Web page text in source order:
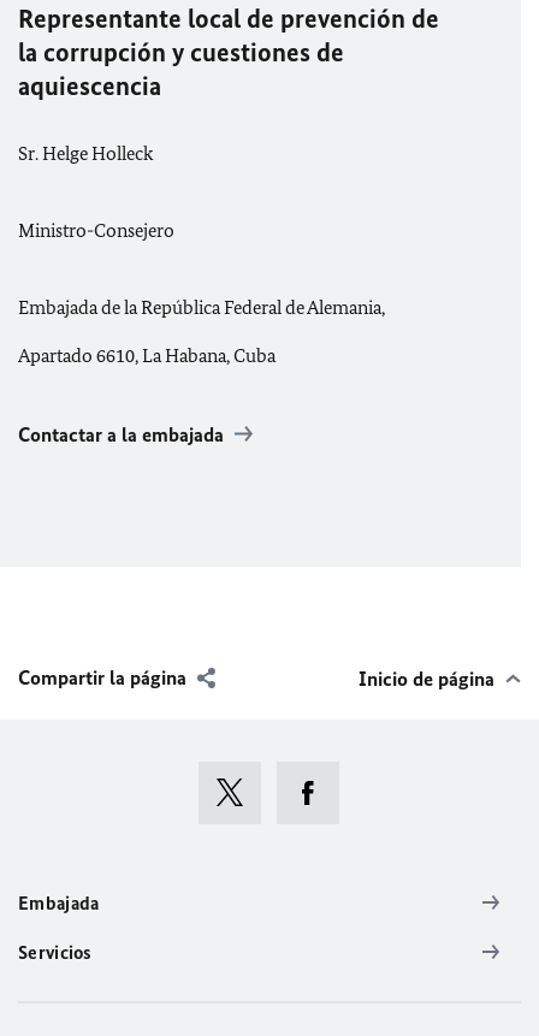
Representante local de prevención de
la corrupción y cuestiones de
aquiescencia
Sr. Helge Holleck
Ministro-Consejero
Embajada de la República Federal de Alemania,
Apartado 6610, La Habana, Cuba
Contactar a la embajada
Compartir la página Inicio de página
Embajada
Servicios